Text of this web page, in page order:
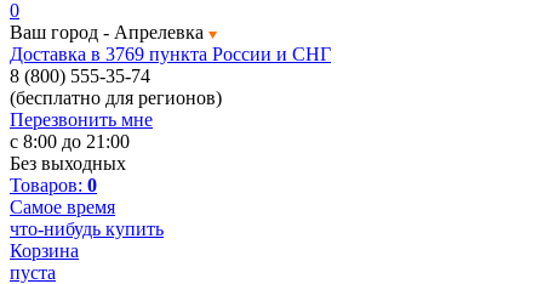
0
Ваш город - Апрелевка
Доставка в 3769 пункта России и СНГ
8 (800) 555-35-74
(бесплатно для регионов)
Перезвонить мне
с 8:00 до 21:00
Без выходных
Товаров: 0
Самое время
что-нибудь купить
Корзина
пуста